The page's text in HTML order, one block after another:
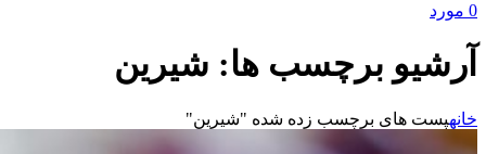
0 مورد
آرشیو برچسب ها: شیرین
خانهپست های برچسب زده شده "شیرین"